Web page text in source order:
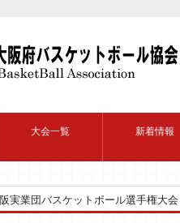
大会一覧 新着情報
阪実業団バスケットボール選手権大